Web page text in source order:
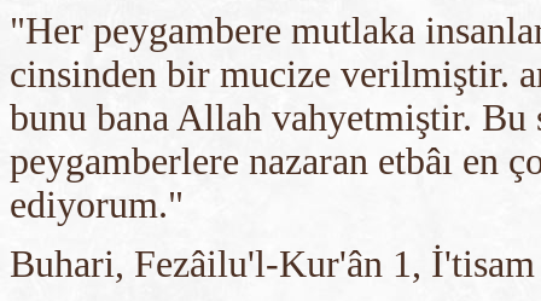
"Her peygambere mutlaka
cinsinden bir mucize verilmiştir.
bunu bana Allah vahyetmiştir. Bu
peygamberlere nazaran etbâı en
ediyorum."
Buhari, Fezâilu'l-Kur'ân 1,